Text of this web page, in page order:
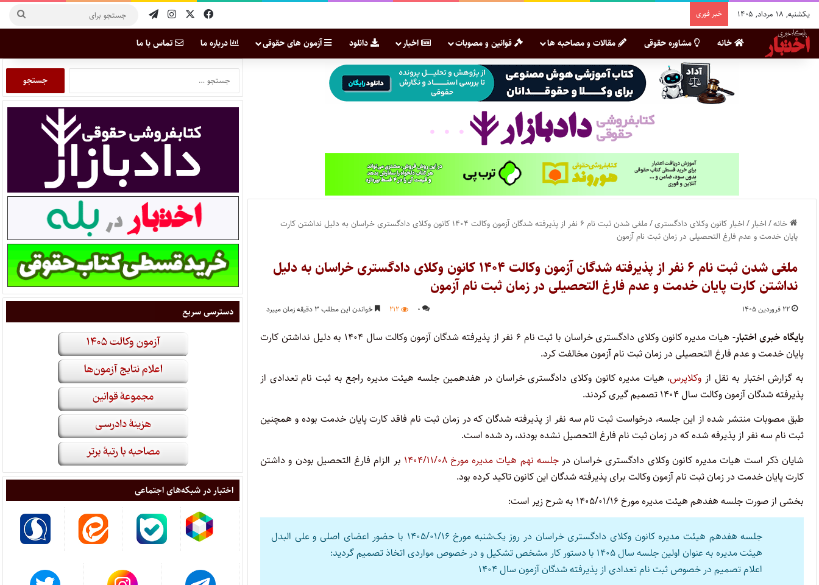
یکشنبه, ۱۸ مرداد, ۱۴۰۵ خبر فوری
خانه مشاوره حقوقی مقالات و مصاحبه ها قوانین و مصوبات اخبار دانلود آزمون های حقوقی درباره ما تماس با ما
خانه/اخبار /اخبار کانون وکلای دادگستری/
ملغی شدن ثبت نام ۶ نفر از پذیرفته شدگان آزمون وکالت ۱۴۰۴ کانون وکلای دادگستری خراسان به دلیل نداشتن کارت
پایان خدمت و عدم فارغ التحصیلی در زمان ثبت نام آزمون
ملغی شدن ثبت نام ۶ نفر از پذیرفته شدگان آزمون وکالت ۱۴۰۴ کانون وکلای دادگستری خراسان به دلیل
نداشتن کارت پایان خدمت و عدم فارغ التحصیلی در زمان ثبت نام آزمون
۲۲ فروردین ۱۴۰۵ ۰ ۲۱۲ خواندن این مطلب ۳ دقیقه زمان میبرد
پایگاه خبری اختبار-
هیات مدیره کانون وکلای دادگستری خراسان با ثبت نام ۶ نفر از پذیرفته شدگان آزمون وکالت سال ۱۴۰۴ به دلیل نداشتن کارت
پایان خدمت و عدم فارغ التحصیلی در زمان ثبت نام آزمون مخالفت کرد.
به گزارش اختبار به نقل از وکلاپرس، هیات مدیره کانون وکلای دادگستری خراسان در هفدهمین جلسه هیئت مدیره راجع به ثبت نام تعدادی از
پذیرفته شدگان آزمون وکالت سال ۱۴۰۴ تصمیم گیری کردند.
طبق مصوبات منتشر شده از این جلسه، درخواست ثبت نام سه نفر از پذیرفته شدگان که در زمان ثبت نام فاقد کارت پایان خدمت بوده و همچنین
ثبت نام سه نفر از پذیرفه شده که در زمان ثبت نام فارغ التحصیل نشده بودند، رد شده است.
شایان ذکر است هیات مدیره کانون وکلای دادگستری خراسان در جلسه نهم هیات مدیره مورخ ۱۴۰۴/۱۱/۰۸
بر الزام فارغ التحصیل بودن و داشتن
کارت پایان خدمت در زمان ثبت نام آزمون وکالت برای پذیرفته شدگان این کانون تاکید کرده بود.
بخشی از صورت جلسه هفدهم هیئت مدیره مورخ ۱۴۰۵/۰۱/۱۶ به شرح زیر است:
جلسه هفدهم هیئت مدیره کانون وکلای دادگستری خراسان در روز یک‌شنبه مورخ ۱۴۰۵/۰۱/۱۶ با حضور اعضای اصلی و علی البدل
هیئت مدیره به عنوان اولین جلسه سال ۱۴۰۵ با دستور کار مشخص تشکیل و در خصوص مواردی اتخاذ تصمیم گردید:
اعلام تصمیم در خصوص ثبت نام تعدادی از پذیرفته شدگان آزمون سال ۱۴۰۴
دسترسی سریع
اختبار در شبکه‌های اجتماعی